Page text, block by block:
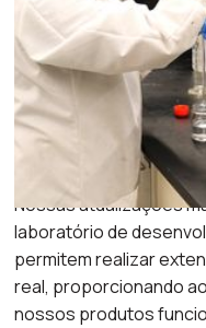
emulsão — é integrada
produtos, que são
operações de
integração vertical
mercado com mais
competitiva em
Nossas atualizações
laboratório de
permitem realizar
real, proporcionando
nossos produtos